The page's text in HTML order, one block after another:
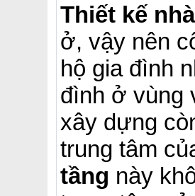
Thiết kế
ở, vậy nên
hộ gia đình
đình ở vùng
xây dựng
trung tâm
tầng này